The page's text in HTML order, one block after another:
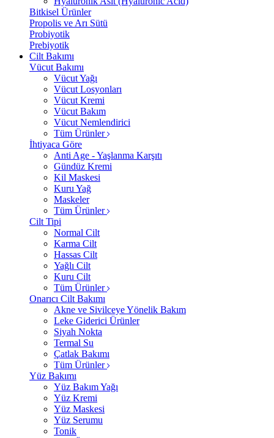
Bitkisel Ürünler
Propolis ve Arı Sütü
Probiyotik
Prebiyotik
Cilt Bakımı
Vücut Bakımı
Vücut Yağı
Vücut Losyonları
Vücut Kremi
Vücut Bakım
Vücut Nemlendirici
Tüm Ürünler
İhtiyaca Göre
Anti Age - Yaşlanma Karşıtı
Gündüz Kremi
Kil Maskesi
Kuru Yağ
Maskeler
Tüm Ürünler
Cilt Tipi
Normal Cilt
Karma Cilt
Hassas Cilt
Yağlı Cilt
Kuru Cilt
Tüm Ürünler
Onarıcı Cilt Bakımı
Akne ve Sivilceye Yönelik Bakım
Leke Giderici Ürünler
Siyah Nokta
Termal Su
Çatlak Bakımı
Tüm Ürünler
Yüz Bakımı
Yüz Bakım Yağı
Yüz Kremi
Yüz Maskesi
Yüz Serumu
Tonik